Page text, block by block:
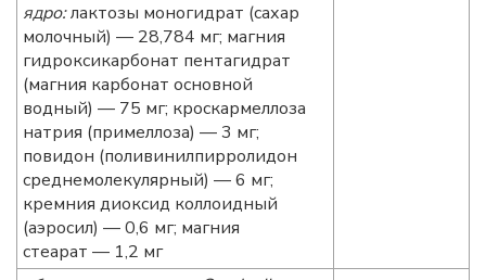
ядро:лактозы моногидрат (сахар
молочный) — 28,784 мг; магния
гидроксикарбонат пентагидрат
(магния карбонат основной
водный) — 75 мг; кроскармеллоза
натрия (примеллоза) — 3 мг;
повидон (поливинилпирролидон
среднемолекулярный) — 6 мг;
кремния диоксид коллоидный
(аэросил) — 0,6 мг; магния
стеарат — 1,2 мг